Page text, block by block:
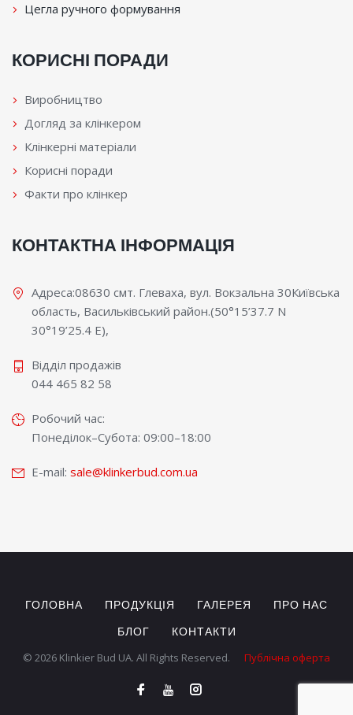
Цегла ручного формування
КОРИСНІ ПОРАДИ
Виробництво
Догляд за клінкером
Клінкерні матеріали
Корисні поради
Факти про клінкер
КОНТАКТНА ІНФОРМАЦІЯ
Адреса:08630 смт. Глеваха, вул. Вокзальна 30Київська
область, Васильківський район.(50°15’37.7 N
30°19’25.4 E),
Відділ продажів
044 465 82 58
Робочий час:
Понеділок–Субота: 09:00–18:00
E-mail: sale@klinkerbud.com.ua
ГОЛОВНА ПРОДУКЦІЯ ГАЛЕРЕЯ
ПРО НАС
БЛОГ
КОНТАКТИ
© 2026 Klinkier Bud UA. All Rights Reserved. Публічна оферта